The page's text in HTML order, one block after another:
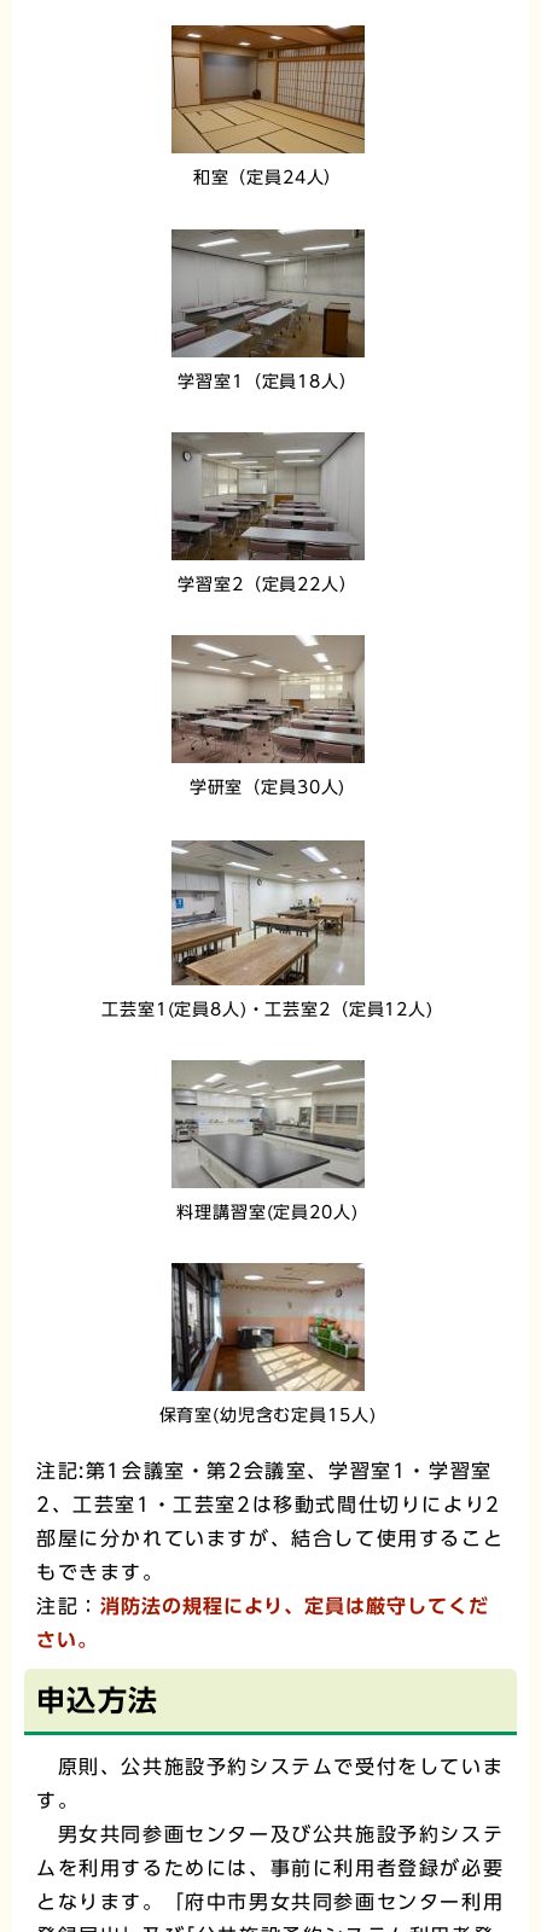
和室（定員24人）
学習室1（定員18人）
学習室2（定員22人）
学研室（定員30人)
工芸室1(定員8人)・工芸室2（定員12人)
料理講習室(定員20人)
保育室(幼児含む定員15人)
注記:第1会議室・第2会議室、学習室1・学習室
2、工芸室1・工芸室2は移動式間仕切りにより2
部屋に分かれていますが、結合して使用すること
もできます。
注記： 消防法の規程により、定員は厳守してくだ
さい。
申込方法
原則、公共施設予約システムで受付をしていま
す。
男女共同参画センター及び公共施設予約システ
ムを利用するためには、事前に利用者登録が必要
となります。「府中市男女共同参画センター利用